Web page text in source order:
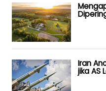
Iran
jika AS